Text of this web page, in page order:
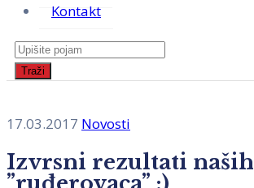
Kontakt
17.03.2017 Novosti
Izvrsni rezultati naših